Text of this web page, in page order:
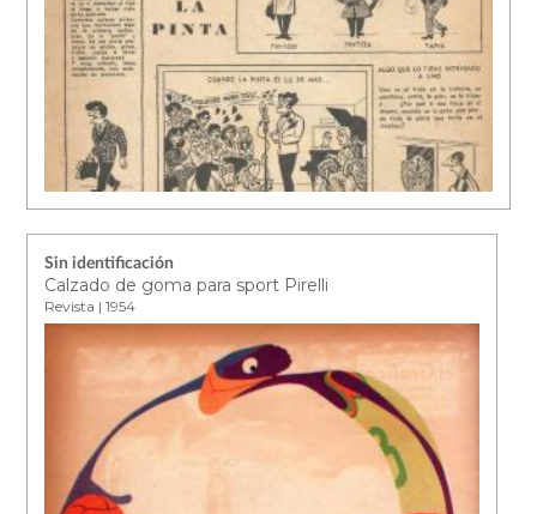
Sin identificación
Calzado de goma para sport Pirelli
Revista | 1954